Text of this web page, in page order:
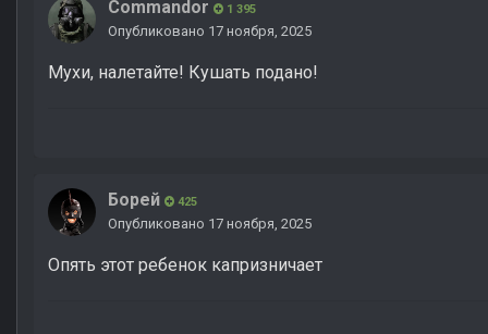
Commandor 1 395
Опубликовано 17 ноября, 2025
Мухи, налетайте! Кушать подано!
Борей 425
Опубликовано 17 ноября, 2025
Опять этот ребенок капризничает